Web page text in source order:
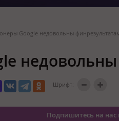
Google недовольны
Шрифт:
Подпишитесь на нас